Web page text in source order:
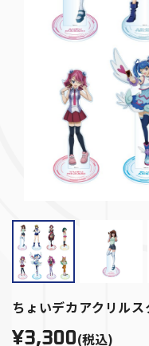
ちょいデカアクリルス
¥3,300(税込)